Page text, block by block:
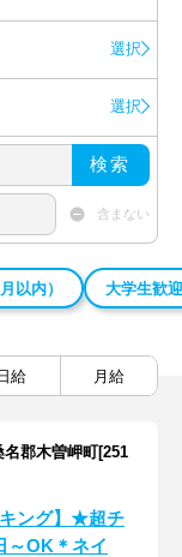
選択
選択
検索
含まない
以内） 大学生歓迎
日給 月給
郡木曽岬町[251
キング】★超チ
～OK＊ネイ